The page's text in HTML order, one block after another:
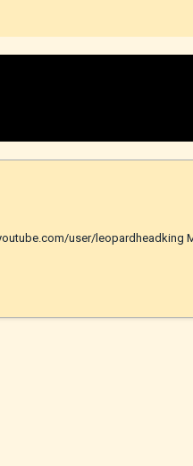
user/leopardheadking